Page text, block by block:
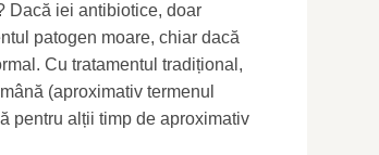
Dacă iei antibiotice, doar
patogen moare, chiar dacă
Cu tratamentul tradițional,
(aproximativ termenul
pentru alții timp de aproximativ